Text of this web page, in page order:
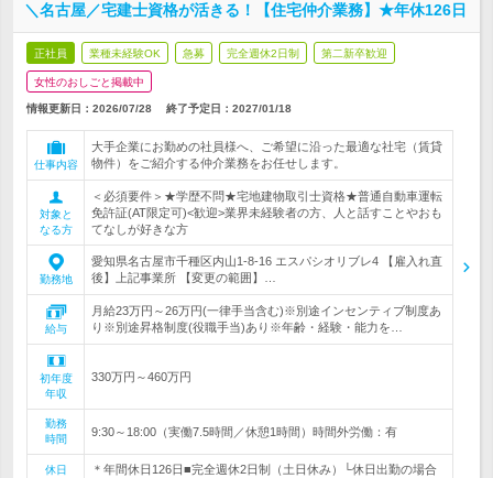
＼名古屋／宅建士資格が活きる！【住宅仲介業務】★年休126日
正社員 業種未経験OK 急募 完全週休2日制 第二新卒歓迎
女性のおしごと掲載中
情報更新日：2026/07/28 終了予定日： 2027/01/18
仕事内容
大手企業にお勤めの社員様へ、ご希望に沿った最適な社宅（賃貸
物件）をご紹介する仲介業務をお任せします。
対象と
なる方
＜必須要件＞★学歴不問★宅地建物取引士資格★普通自動車運転
免許証(AT限定可)<歓迎>業界未経験者の方、人と話すことやおも
てなしが好きな方
勤務地
愛知県名古屋市千種区内山1-8-16 エスパシオリブレ4 【雇入れ直
後】上記事業所 【変更の範囲】…
給与
月給23万円～26万円(一律手当含む)※別途インセンティブ制度あ
り※別途昇格制度(役職手当)あり※年齢・経験・能力を…
初年度
年収
330万円～460万円
勤務
時間
9:30～18:00（実働7.5時間／休憩1時間）時間外労働：有
休日
＊年間休日126日■完全週休2日制（土日休み）└休日出勤の場合